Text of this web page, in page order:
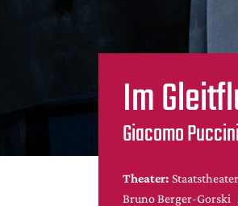
Im
Giacomo
Theater:
Bruno Berger-Gorski